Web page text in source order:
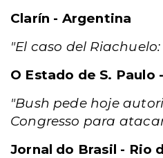
Clarín - Argentina
"El caso del
O Estado de S. Paulo
"Bush pede hoje
Congresso para
Jornal do Brasil - Rio